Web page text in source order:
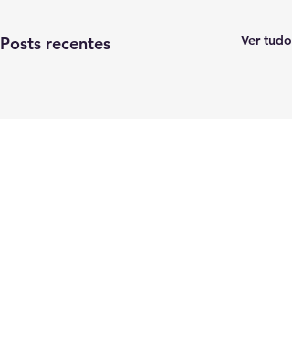
Posts recentes Ver tudo